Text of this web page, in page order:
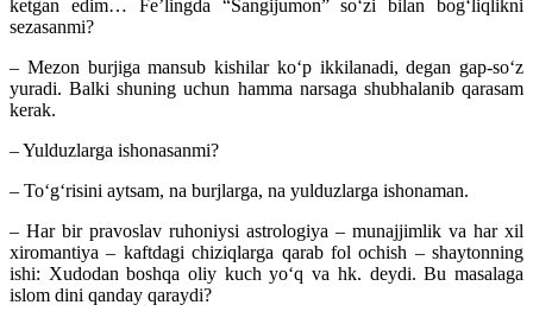
ketgan edim… Feʼlingda “Sangijumon” soʻzi bilan bogʻliqlikni
sezasanmi?
– Mezon burjiga mansub kishilar koʻp ikkilanadi, degan gap-soʻz
yuradi. Balki shuning uchun hamma narsaga shubhalanib qarasam
kerak.
– Yulduzlarga ishonasanmi?
– Toʻgʻrisini aytsam, na burjlarga, na yulduzlarga ishonaman.
– Har bir pravoslav ruhoniysi astrologiya – munajjimlik va har xil
xiromantiya – kaftdagi chiziqlarga qarab fol ochish – shaytonning
ishi: Xudodan boshqa oliy kuch yoʻq va hk. deydi. Bu masalaga
islom dini qanday qaraydi?